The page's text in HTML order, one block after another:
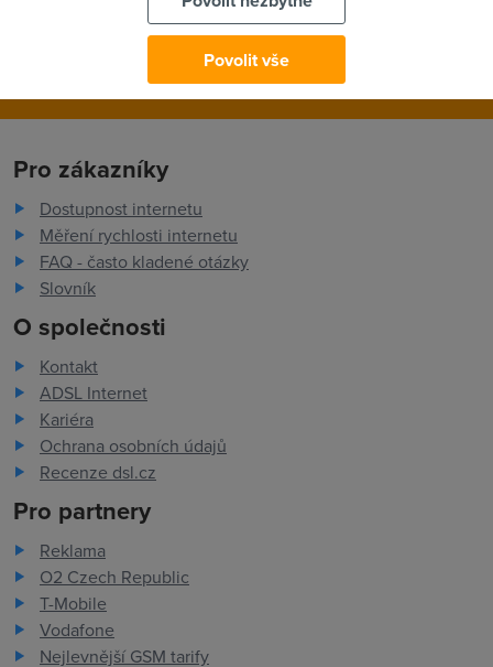
Pro zákazníky
Dostupnost internetu
Měření rychlosti internetu
FAQ - často kladené otázky
Slovník
O společnosti
Kontakt
ADSL Internet
Kariéra
Ochrana osobních údajů
Recenze dsl.cz
Pro partnery
Reklama
O2 Czech Republic
T-Mobile
Vodafone
Nejlevnější GSM tarify
Povolit vše